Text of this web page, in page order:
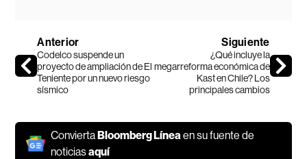
Anterior
Codelco suspende un
proyecto de ampliación de El
Teniente por un nuevo riesgo
sísmico
Siguiente
¿Qué incluye la
megarreforma económica de
Kast en Chile? Los
principales cambios
ConviertaBloomberg Línea en su fuente de
noticiasaquí